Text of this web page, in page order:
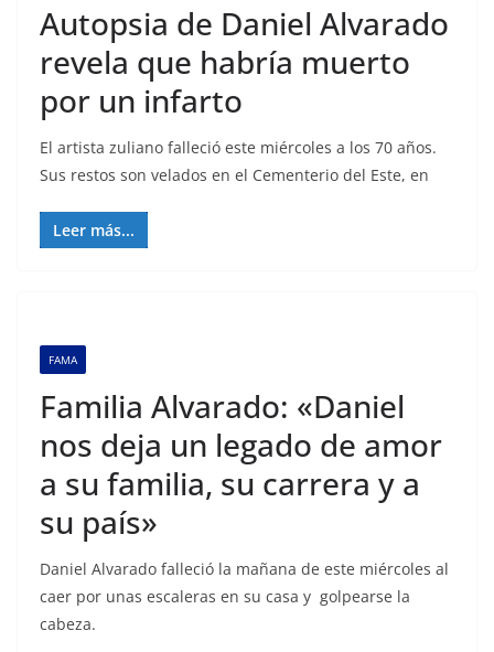
Autopsia de Daniel Alvarado
revela que habría muerto
por un infarto
El artista zuliano falleció este miércoles a los 70 años.
Sus restos son velados en el Cementerio del Este, en
Leer más...
FAMA
Familia Alvarado: «Daniel
nos deja un legado de amor
a su familia, su carrera y a
su país»
Daniel Alvarado falleció la mañana de este miércoles al
caer por unas escaleras en su casa y golpearse la
cabeza.